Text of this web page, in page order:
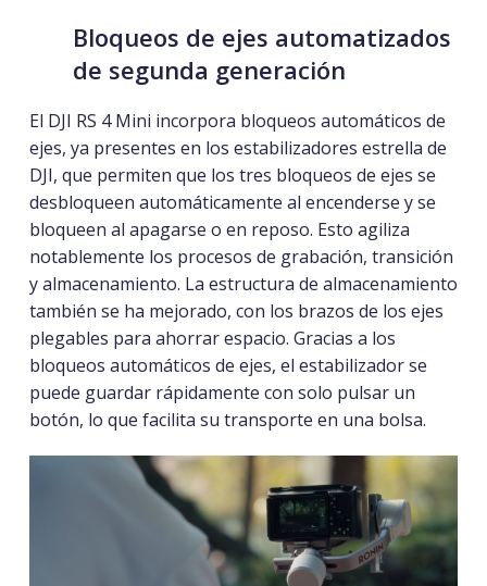
Bloqueos de ejes automatizados
de segunda generación
El DJI RS 4 Mini incorpora bloqueos automáticos de
ejes, ya presentes en los estabilizadores estrella de
DJI, que permiten que los tres bloqueos de ejes se
desbloqueen automáticamente al encenderse y se
bloqueen al apagarse o en reposo. Esto agiliza
notablemente los procesos de grabación, transición
y almacenamiento. La estructura de almacenamiento
también se ha mejorado, con los brazos de los ejes
plegables para ahorrar espacio. Gracias a los
bloqueos automáticos de ejes, el estabilizador se
puede guardar rápidamente con solo pulsar un
botón, lo que facilita su transporte en una bolsa.